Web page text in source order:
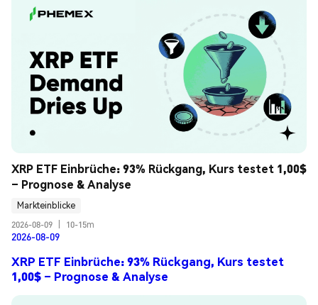
XRP ETF Einbrüche: 93% Rückgang, Kurs testet 1,00$
– Prognose & Analyse
Markteinblicke
2026-08-09
10-15m
2026-08-09
XRP ETF Einbrüche: 93% Rückgang, Kurs testet
1,00$ – Prognose & Analyse